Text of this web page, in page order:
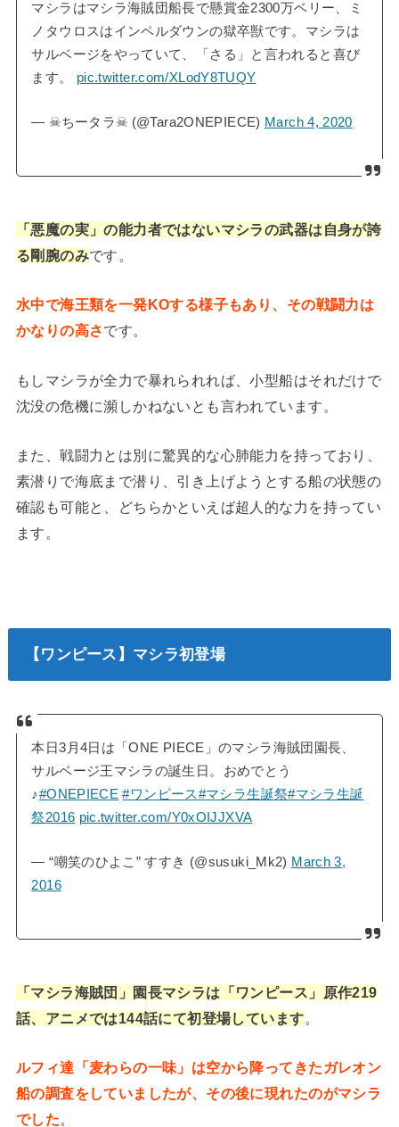
マシラはマシラ海賊団船長で懸賞金2300万ベリー、ミ
ノタウロスはインペルダウンの獄卒獣です。マシラは
サルベージをやっていて、「さる」と言われると喜び
ます。 pic.twitter.com/XLodY8TUQY
— ☠ちータラ☠ (@Tara2ONEPIECE) March 4, 2020
「悪魔の実」の能力者ではないマシラの武器は自身が誇
る剛腕のみです。
水中で海王類を一発KOする様子もあり、その戦闘力は
かなりの高さです。
もしマシラが全力で暴れられれば、小型船はそれだけで
沈没の危機に瀕しかねないとも言われています。
また、戦闘力とは別に驚異的な心肺能力を持っており、
素潜りで海底まで潜り、引き上げようとする船の状態の
確認も可能と、どちらかといえば超人的な力を持ってい
ます。
【ワンピース】マシラ初登場
本日3月4日は「ONE PIECE」のマシラ海賊団園長、
サルベージ王マシラの誕生日。おめでとう
♪#ONEPIECE #ワンピース#マシラ生誕祭#マシラ生誕
祭2016 pic.twitter.com/Y0xOIJJXVA
— “嘲笑のひよこ” すすき (@susuki_Mk2) March 3,
2016
「マシラ海賊団」園長マシラは「ワンピース」原作219
話、アニメでは144話にて初登場しています。
ルフィ達「麦わらの一味」は空から降ってきたガレオン
船の調査をしていましたが、その後に現れたのがマシラ
でした。